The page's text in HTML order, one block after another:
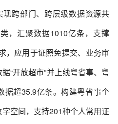
现跨部门、跨层级数据资源共
，汇聚数据1010亿条，支撑
，应用于证照免提交、业务审
“开放超市”并上线粤省事、粤
据超35.9亿条。构建粤省事个
空间，支持201种个人常用证